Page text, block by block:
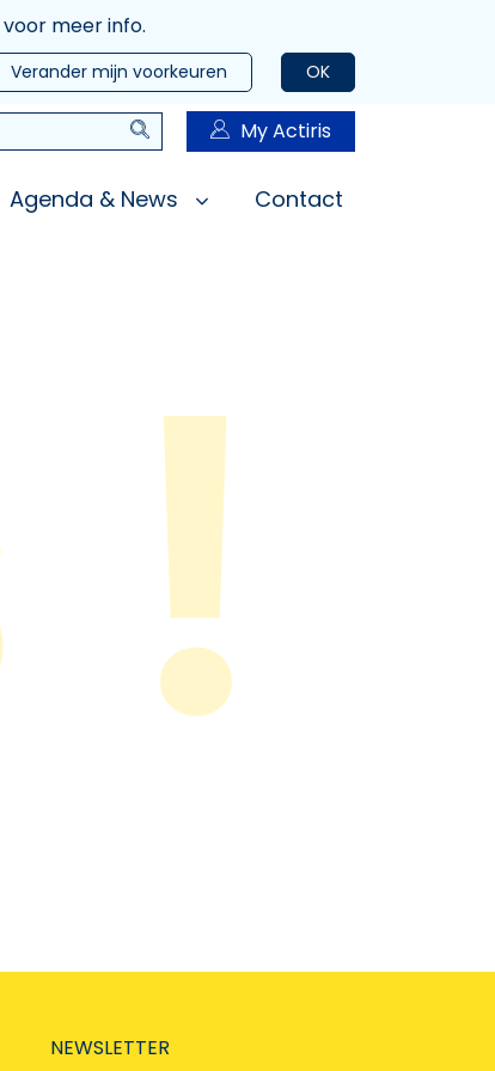
voor meer info.
OK
Verander mijn voorkeuren
Zoeken My Actiris
Agenda & News Contact
NEWSLETTER